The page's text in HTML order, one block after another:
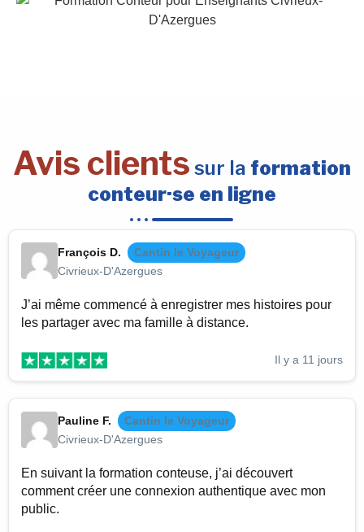
Avis clients sur la formation
conteur·se en ligne
François D.
Cantin le Voyageur
Civrieux-D'Azergues
J’ai même commencé à enregistrer mes histoires pour
les partager avec ma famille à distance.
Il y a 11 jours
Pauline F.
Cantin le Voyageur
Civrieux-D'Azergues
En suivant la formation conteuse, j’ai découvert
comment créer une connexion authentique avec mon
public.